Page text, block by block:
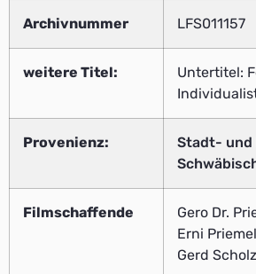
Archivnummer LFS011157
weitere Titel:
Untertitel:
Provenienz:
Stadt- und
Filmschaffende
Gero Dr.
Erni
Gerd